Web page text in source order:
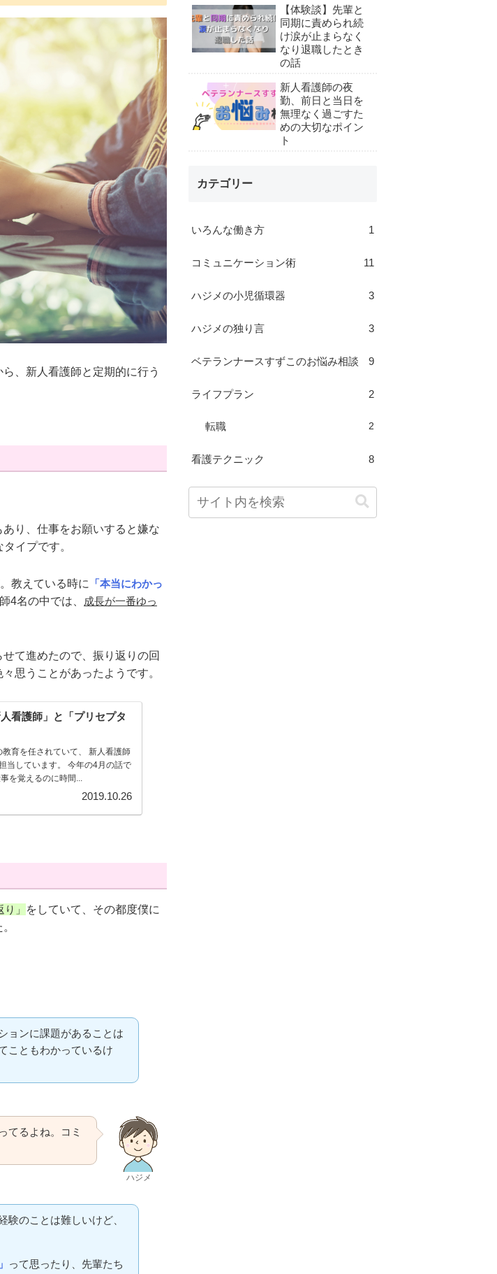
、新人看護師と定期的に行う
り、仕事をお願いすると嫌な
イプです。
教えている時に
「本当にわかっ
4名の中では、
成長が一番ゆっ
て進めたので、振り返りの回
思うことがあったようです。
看護師」と「プリセプタ
育を任されていて、 新人看護師
当しています。 今年の4月の話で
を覚えるのに時間...
2019.10.26
り」
をしていて、その都度僕に
ョンに課題があることは
こともわかっているけ
ハジメ
てるよね。コミ
のことは難しいけど、
って思ったり、先輩たち
【体験談】先輩と
同期に責められ続
け涙が止まらなく
なり退職したとき
の話
新人看護師の夜
勤、前日と当日を
無理なく過ごすた
めの大切なポイン
ト
カテゴリー
いろんな働き方 1
コミュニケーション術 11
ハジメの小児循環器 3
ハジメの独り言 3
ベテランナースすずこのお悩み相談 9
ライフプラン 2
転職 2
看護テクニック 8